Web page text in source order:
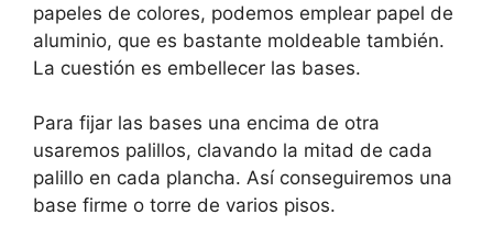
papeles de colores, podemos emplear papel de
aluminio, que es bastante moldeable también.
La cuestión es embellecer las bases.
Para fijar las bases una encima de otra
usaremos palillos, clavando la mitad de cada
palillo en cada plancha. Así conseguiremos una
base firme o torre de varios pisos.